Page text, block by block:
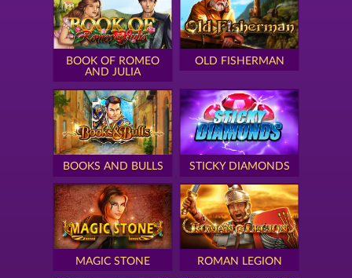
BOOK OF ROMEO
AND JULIA
OLD FISHERMAN
BOOKS AND BULLS STICKY DIAMONDS
MAGIC STONE ROMAN LEGION